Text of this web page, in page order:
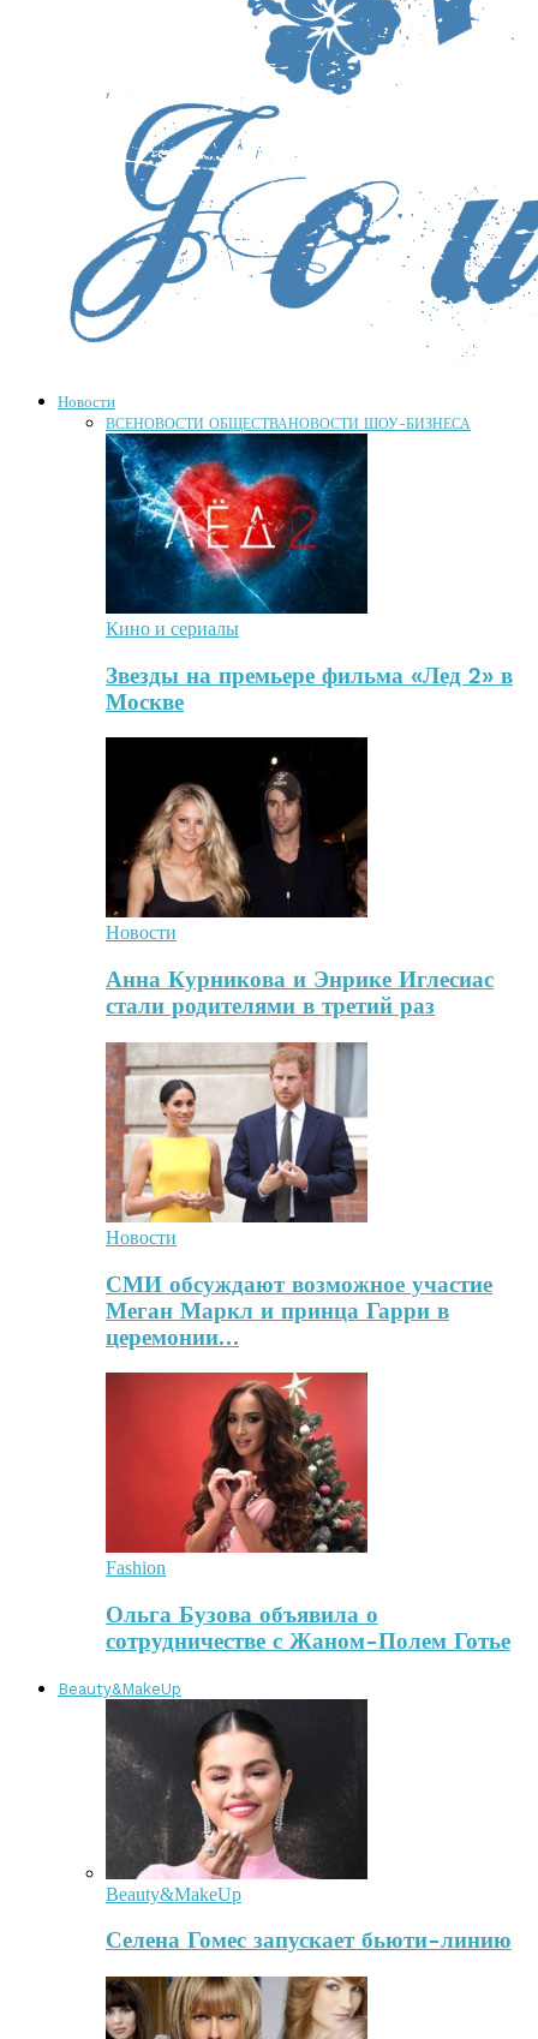
Новости
ВСЕНОВОСТИ ОБЩЕСТВАНОВОСТИ ШОУ-БИЗНЕСА
Кино и сериалы
Звезды на премьере фильма «Лед 2» в
Москве
Новости
Анна Курникова и Энрике Иглесиас
стали родителями в третий раз
Новости
СМИ обсуждают возможное участие
Меган Маркл и принца Гарри в
церемонии…
Fashion
Ольга Бузова объявила о
сотрудничестве с Жаном-Полем Готье
Beauty&MakeUp
Beauty&MakeUp
Селена Гомес запускает бьюти-линию